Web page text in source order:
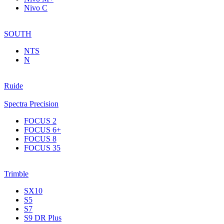
Nivo C
SOUTH
NTS
N
Ruide
Spectra Precision
FOCUS 2
FOCUS 6+
FOCUS 8
FOCUS 35
Trimble
SX10
S5
S7
S9 DR Plus